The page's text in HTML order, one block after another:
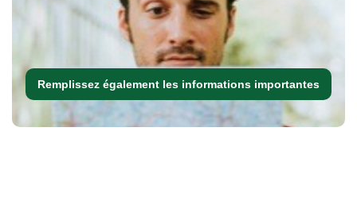
Remplissez également les informations importantes